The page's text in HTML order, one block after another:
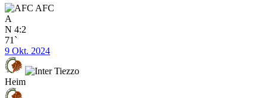
AFC
A
N 4:2
71`
9 Okt. 2024
Heim